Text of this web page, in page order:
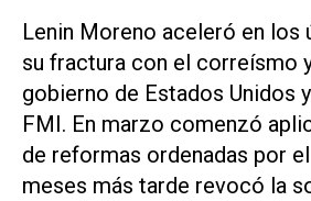
Lenin Moreno aceleró en los
su fractura con el correísmo
gobierno de Estados Unidos
FMI. En marzo comenzó
de reformas ordenadas por
meses más tarde revocó la